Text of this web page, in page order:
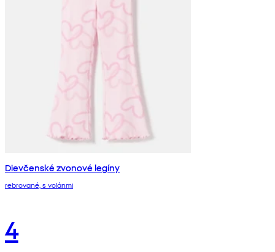
Dievčenské zvonové legíny
rebrované, s volánmi
4